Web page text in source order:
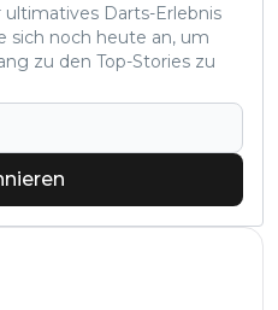
ultimatives Darts-Erlebnis
sich noch heute an, um
zu den Top-Stories zu